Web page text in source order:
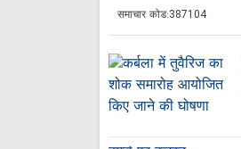
समाचार कोड:387104